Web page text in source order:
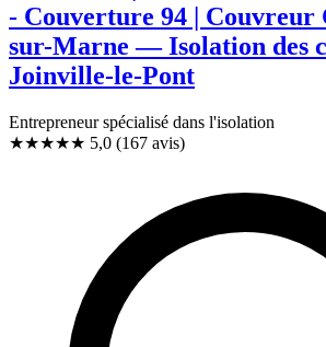
- Couverture 94 | Couvreur
sur-Marne — Isolation des
Joinville-le-Pont
Entrepreneur spécialisé dans l'isolation
★★★★★ 5,0 (167 avis)